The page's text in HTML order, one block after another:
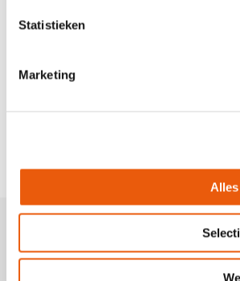
Statistieken
Marketing
ePlus CRM volledig vereenvoudigd. In
doorlopen. Maar in ePlus CRM werkt
Werken bij